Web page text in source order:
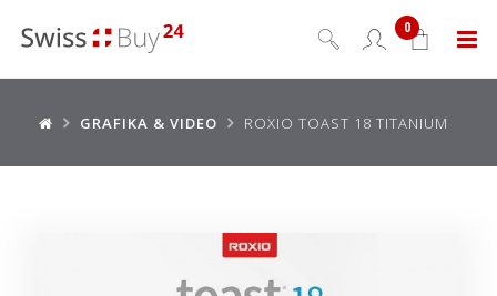
Menu
0
GRAFIKA & VIDEO ROXIO TOAST 18 TITANIUM